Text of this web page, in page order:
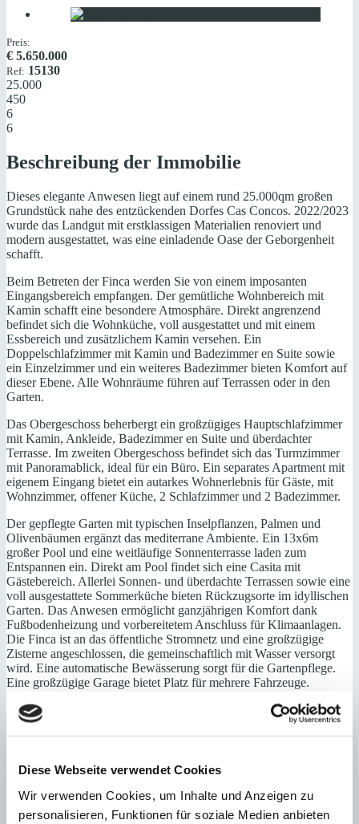
Diese Webseite verwendet Cookies
Wir verwenden Cookies, um Inhalte und Anzeigen zu
personalisieren, Funktionen für soziale Medien anbieten
Preis:
€ 5.650.000
Ref: 15130
25.000
450
6
6
Beschreibung der Immobilie
Dieses elegante Anwesen liegt auf einem rund 25.000qm großen
Grundstück nahe des entzückenden Dorfes Cas Concos. 2022/2023
wurde das Landgut mit erstklassigen Materialien renoviert und
modern ausgestattet, was eine einladende Oase der Geborgenheit
schafft.
Beim Betreten der Finca werden Sie von einem imposanten
Eingangsbereich empfangen. Der gemütliche Wohnbereich mit
Kamin schafft eine besondere Atmosphäre. Direkt angrenzend
befindet sich die Wohnküche, voll ausgestattet und mit einem
Essbereich und zusätzlichem Kamin versehen. Ein
Doppelschlafzimmer mit Kamin und Badezimmer en Suite sowie
ein Einzelzimmer und ein weiteres Badezimmer bieten Komfort auf
dieser Ebene. Alle Wohnräume führen auf Terrassen oder in den
Garten.
Das Obergeschoss beherbergt ein großzügiges Hauptschlafzimmer
mit Kamin, Ankleide, Badezimmer en Suite und überdachter
Terrasse. Im zweiten Obergeschoss befindet sich das Turmzimmer
mit Panoramablick, ideal für ein Büro. Ein separates Apartment mit
eigenem Eingang bietet ein autarkes Wohnerlebnis für Gäste, mit
Wohnzimmer, offener Küche, 2 Schlafzimmer und 2 Badezimmer.
Der gepflegte Garten mit typischen Inselpflanzen, Palmen und
Olivenbäumen ergänzt das mediterrane Ambiente. Ein 13x6m
großer Pool und eine weitläufige Sonnenterrasse laden zum
Entspannen ein. Direkt am Pool findet sich eine Casita mit
Gästebereich. Allerlei Sonnen- und überdachte Terrassen sowie eine
voll ausgestattete Sommerküche bieten Rückzugsorte im idyllischen
Garten. Das Anwesen ermöglicht ganzjährigen Komfort dank
Fußbodenheizung und vorbereitetem Anschluss für Klimaanlagen.
Die Finca ist an das öffentliche Stromnetz und eine großzügige
Zisterne angeschlossen, die gemeinschaftlich mit Wasser versorgt
wird. Eine automatische Bewässerung sorgt für die Gartenpflege.
Eine großzügige Garage bietet Platz für mehrere Fahrzeuge.
Ein Refugium der Ruhe und Eleganz, das Komfort und Exklusivität
inmitten der herrlichen Natur verspricht.
Schlafzimmersuite, 1 Schlafzimmer, 1 Badezimmer, Gäste WC,
Schlafzimmer, 2 Badezimmer